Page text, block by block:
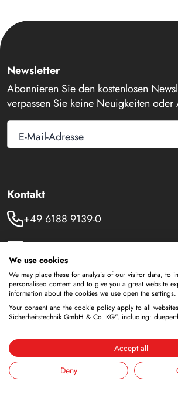
Newsletter
Abonnieren Sie den kostenlosen
verpassen Sie keine Neuigkeiten oder
E-Mail-Adresse
Kontakt
+49 6188 9139-0
info@dueperthal.com
Frankenstraße 3
63791 Karlstein
Deutschland
Youtube
We use cookies
We may place these for analysis of our visitor data, to
personalised content and to give you a great website
information about the cookies we use open the settings.
Your consent and the cookie policy apply to all
Sicherheitstechnik GmbH & Co. KG", including:
Accept all
Deny